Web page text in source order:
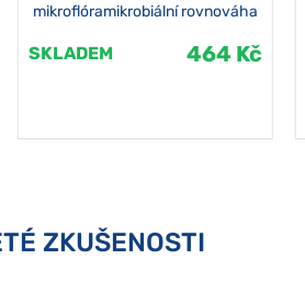
mikroflóramikrobiální rovnováha
SKLADEM 464 Kč
ZKUŠENOSTI